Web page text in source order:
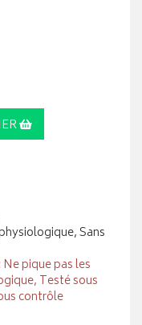
Sans
Ne pique pas les
Testé sous
contrôle